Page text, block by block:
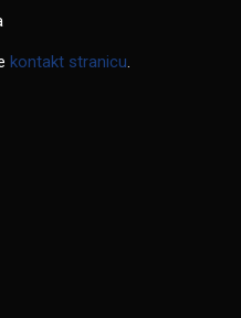
kontakt stranicu.